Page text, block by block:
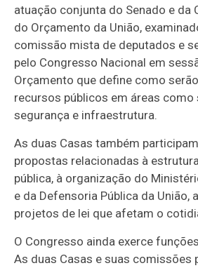
atuação conjunta do Senado e da
do Orçamento da União,
comissão mista de deputados e
pelo Congresso Nacional em
Orçamento que define como
recursos públicos em áreas como
segurança e infraestrutura.
As duas Casas também
propostas relacionadas à
pública, à organização do
e da Defensoria Pública da União,
projetos de lei que afetam o
O Congresso ainda exerce
As duas Casas e suas comissões